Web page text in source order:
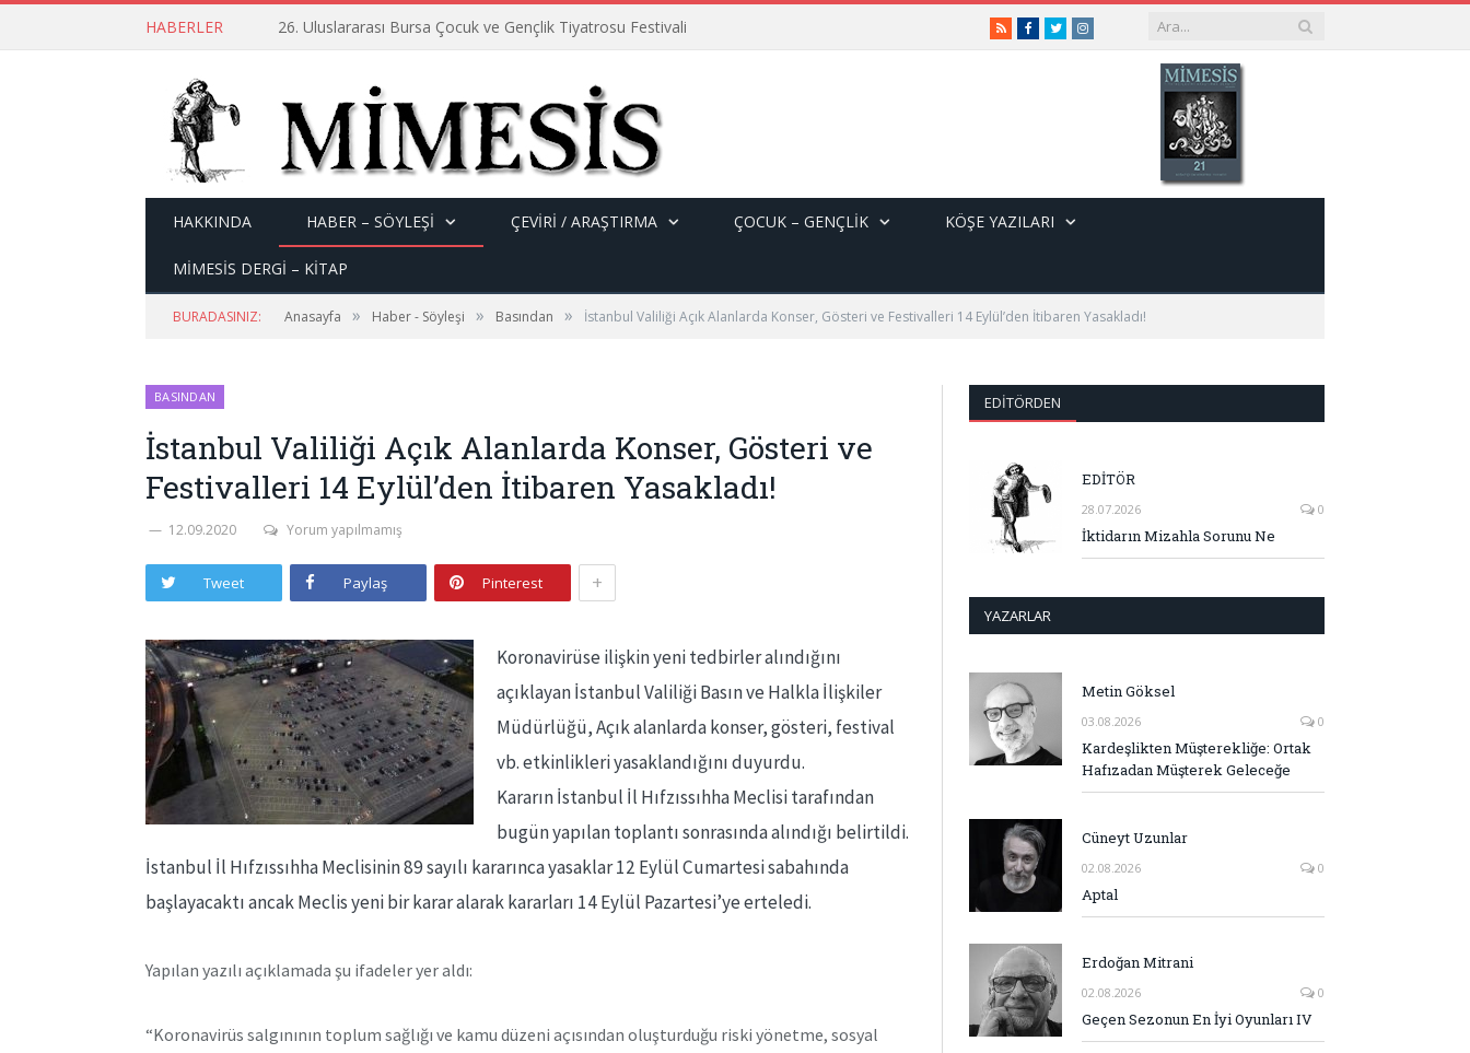
HABERLER 26. Uluslararası Bursa Çocuk ve Gençlik Tiyatrosu Festivali RSSFacebook
TwitterInstagram
HAKKINDA HABER – SÖYLEŞI ÇEVİRİ / ARAŞTIRMA ÇOCUK – GENÇLIK KÖŞE YAZILARI
MİMESİS DERGİ – KİTAP
BURADASINIZ: Anasayfa » Haber - Söyleşi » Basından » İstanbul Valiliği Açık Alanlarda Konser, Gösteri ve Festivalleri 14 Eylül’den İtibaren Yasakladı!
BASINDAN
İstanbul Valiliği Açık Alanlarda Konser, Gösteri ve
Festivalleri 14 Eylül’den İtibaren Yasakladı!
12.09.2020 Yorum yapılmamış
Tweet Paylaş Pinterest +
Koronavirüse ilişkin yeni tedbirler alındığını
açıklayan İstanbul Valiliği Basın ve Halkla İlişkiler
Müdürlüğü, Açık alanlarda konser, gösteri, festival
vb. etkinlikleri yasaklandığını duyurdu.
Kararın İstanbul İl Hıfzıssıhha Meclisi tarafından
bugün yapılan toplantı sonrasında alındığı belirtildi.
İstanbul İl Hıfzıssıhha Meclisinin 89 sayılı kararınca yasaklar 12 Eylül Cumartesi sabahında
başlayacaktı ancak Meclis yeni bir karar alarak kararları 14 Eylül Pazartesi’ye erteledi.
Yapılan yazılı açıklamada şu ifadeler yer aldı:
“Koronavirüs salgınının toplum sağlığı ve kamu düzeni açısından oluşturduğu riski yönetme, sosyal
EDITÖRDEN
EDİTÖR
28.07.2026 0
İktidarın Mizahla Sorunu Ne
YAZARLAR
Metin Göksel
03.08.2026 0
Kardeşlikten Müşterekliğe: Ortak
Hafızadan Müşterek Geleceğe
Cüneyt Uzunlar
02.08.2026 0
Aptal
Erdoğan Mitrani
02.08.2026 0
Geçen Sezonun En İyi Oyunları IV